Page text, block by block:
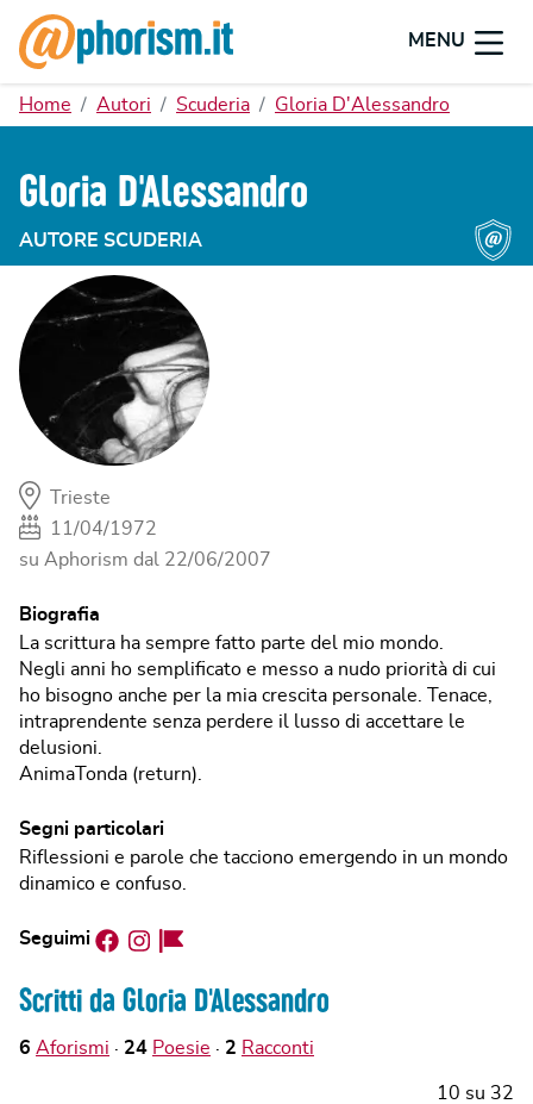
MENU
Home Autori Scuderia Gloria D'Alessandro
Gloria D'Alessandro
AUTORE SCUDERIA
Trieste
11/04/1972
su Aphorism dal 22/06/2007
Biografia
La scrittura ha sempre fatto parte del mio mondo.
Negli anni ho semplificato e messo a nudo priorità di cui
ho bisogno anche per la mia crescita personale. Tenace,
intraprendente senza perdere il lusso di accettare le
delusioni.
AnimaTonda (return).
Segni particolari
Riflessioni e parole che tacciono emergendo in un mondo
dinamico e confuso.
Seguimi Facebook
Instagram
Facebook
Scritti da Gloria D'Alessandro
6 Aforismi 24 Poesie 2 Racconti
10 su 32